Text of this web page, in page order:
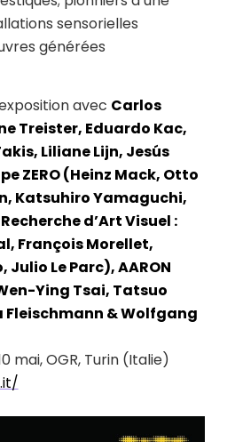
sensorielles
générées
avec Carlos
Treister, Eduardo Kac,
Liliane Lijn, Jesús
ZERO (Heinz Mack, Otto
Katsuhiro Yamaguchi,
d’Art Visuel :
François Morellet,
Le Parc), AARON
Ying Tsai, Tatsuo
& Wolfgang
mai, OGR, Turin (Italie)